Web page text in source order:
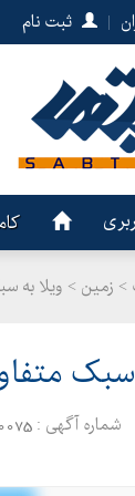
| ثبت نام
> زمین > ویلا به
سبک
شماره آگهی :